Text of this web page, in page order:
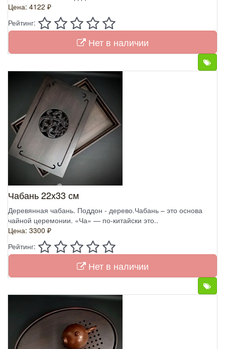
Цена: 4122 ₽
Рейтинг:
Нет в наличии
Чабань 22х33 см
Деревянная чабань. Поддон - дерево.Чабань – это основа
чайной церемонии. «Ча» — по-китайски это..
Цена: 3300 ₽
Рейтинг:
Нет в наличии